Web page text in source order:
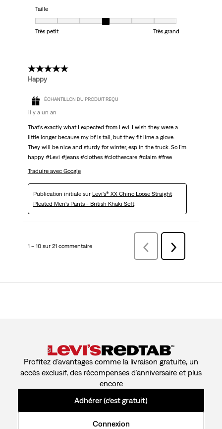
Taille
Très petit
Très grand
5 étoile(s) sur 5.
Happy
ÉCHANTILLON DU PRODUIT REÇU
il y a un an
That's exactly what I expected from Levi. I wish they were a
little longer because my bf is tall, but they fit lime a glove.
They will be nice and sturdy for winter, esp in the truck. So I'm
happy #Levi #jeans #clothes #clothescare #claim #free
Traduire avec Google
Publication initiale sur Levi's® XX Chino Loose Straight
Pleated Men's Pants - British Khaki Soft
1 – 10 sur 21 commentaire Précédentcommentaire
Suivant
commentaire
Profitez d’avantages comme la livraison gratuite, un
accès exclusif, des récompenses d’anniversaire et plus
encore
Adhérer (c’est gratuit)
Connexion